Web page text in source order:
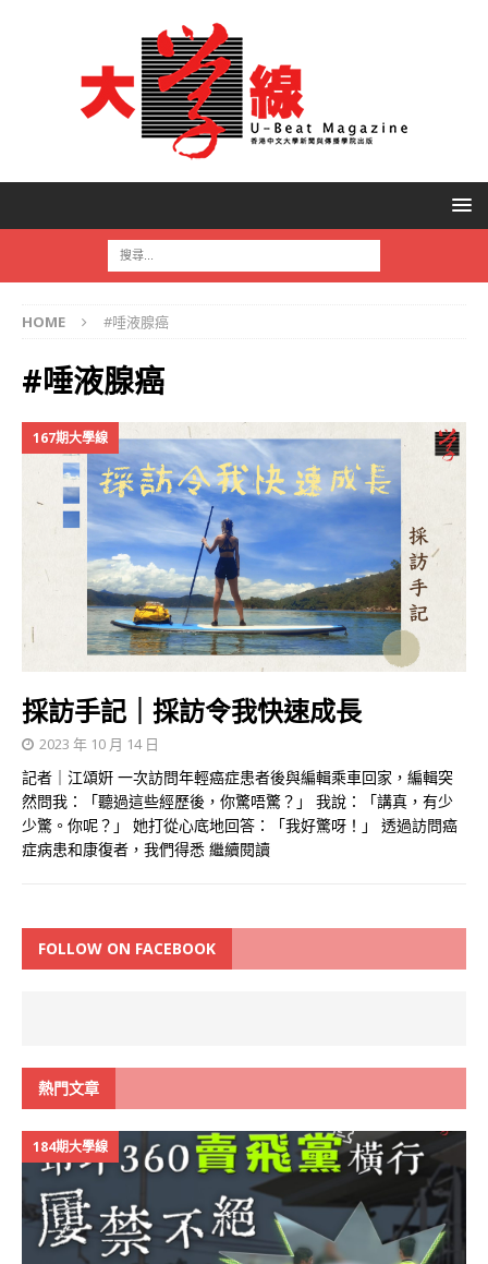
HOME #唾液腺癌
#唾液腺癌
167期大學線
採訪手記｜採訪令我快速成長
2023 年 10 月 14 日
記者｜江頌姸 一次訪問年輕癌症患者後與編輯乘車回家，編輯突
然問我：「聽過這些經歷後，你驚唔驚？」 我說：「講真，有少
少驚。你呢？」 她打從心底地回答：「我好驚呀！」 透過訪問癌
症病患和康復者，我們得悉 繼續閱讀
FOLLOW ON FACEBOOK
熱門文章
184期大學線